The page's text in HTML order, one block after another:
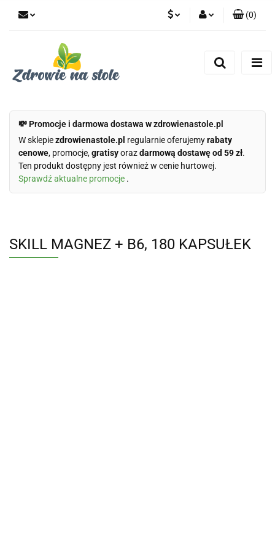
(0)
💸 Promocje i darmowa dostawa w zdrowienastole.pl
W sklepiezdrowienastole.pl regularnie oferujemyrabaty
cenowe, promocje,gratisyorazdarmową dostawę od 59 zł.
Ten produkt dostępny jest również w cenie hurtowej.
Sprawdź aktualne promocje .
SKILL MAGNEZ + B6, 180 KAPSUŁEK